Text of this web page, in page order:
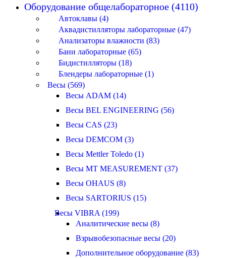
Оборудование общелабораторное (4110)
Автоклавы (4)
Аквадистилляторы лабораторные (47)
Анализаторы влажности (83)
Бани лабораторные (65)
Бидистилляторы (18)
Блендеры лабораторные (1)
Весы (569)
Весы ADAM (14)
Весы BEL ENGINEERING (56)
Весы CAS (23)
Весы DEMCOM (3)
Весы Mettler Toledo (1)
Весы MT MEASUREMENT (37)
Весы OHAUS (8)
Весы SARTORIUS (15)
Весы VIBRA (199)
Аналитические весы (8)
Взрывобезопасные весы (20)
Дополнительное оборудование (83)